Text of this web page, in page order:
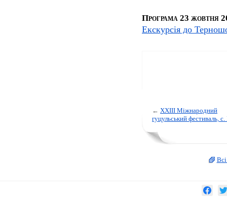
Програма 23 жовтня
Екскурсія до
← XXIII Міжнародний
гуцульський фестиваль, с.